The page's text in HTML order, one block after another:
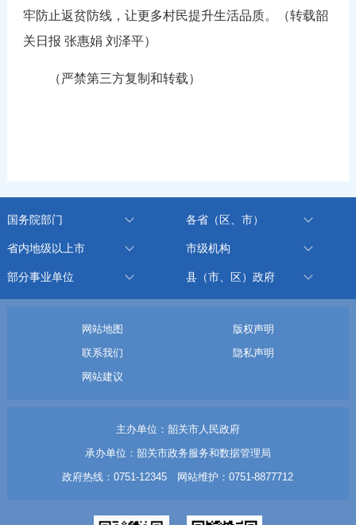
牢防止返贫防线，让更多村民提升生活品质。（转载韶
关日报 张惠娟 刘泽平）
（严禁第三方复制和转载）
国务院部门 各省（区、市）
省内地级以上市 市级机构
部分事业单位 县（市、区）政府
网站地图
版权声明
联系我们
隐私声明
网站建议
主办单位：韶关市人民政府
承办单位：韶关市政务服务和数据管理局
政府热线：0751-12345 网站维护：0751-8877712